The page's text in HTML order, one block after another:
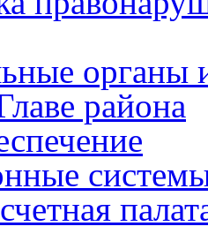
органы
района